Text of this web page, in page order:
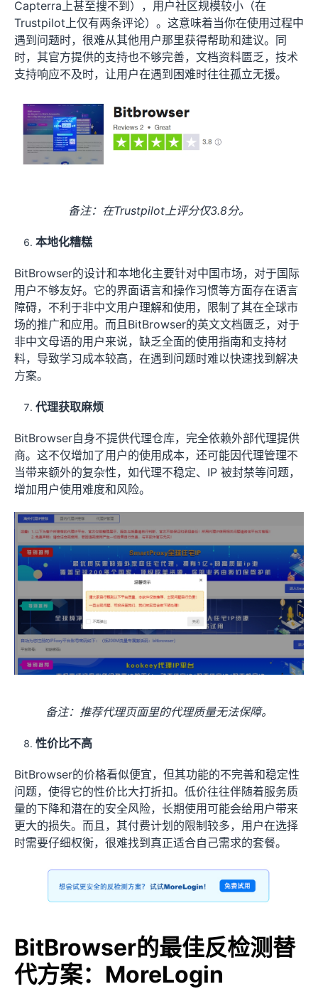
Capterra上甚至搜不到），用户社区规模较小（在
Trustpilot上仅有两条评论）。这意味着当你在使用过程中
遇到问题时，很难从其他用户那里获得帮助和建议。同
时，其官方提供的支持也不够完善，文档资料匮乏，技术
支持响应不及时，让用户在遇到困难时往往孤立无援。
备注：在Trustpilot上评分仅3.8分。
本地化糟糕
BitBrowser的设计和本地化主要针对中国市场，对于国际
用户不够友好。它的界面语言和操作习惯等方面存在语言
障碍，不利于非中文用户理解和使用，限制了其在全球市
场的推广和应用。而且BitBrowser的英文文档匮乏，对于
非中文母语的用户来说，缺乏全面的使用指南和支持材
料，导致学习成本较高，在遇到问题时难以快速找到解决
方案。
代理获取麻烦
BitBrowser自身不提供代理仓库，完全依赖外部代理提供
商。这不仅增加了用户的使用成本，还可能因代理管理不
当带来额外的复杂性，如代理不稳定、IP 被封禁等问题，
增加用户使用难度和风险。
备注：推荐代理页面里的代理质量无法保障。
性价比不高
BitBrowser的价格看似便宜，但其功能的不完善和稳定性
问题，使得它的性价比大打折扣。低价往往伴随着服务质
量的下降和潜在的安全风险，长期使用可能会给用户带来
更大的损失。而且，其付费计划的限制较多，用户在选择
时需要仔细权衡，很难找到真正适合自己需求的套餐。
BitBrowser的最佳反检测替
代方案：MoreLogin